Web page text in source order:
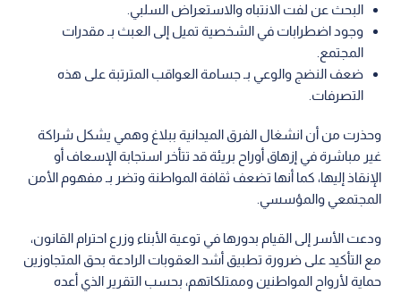
البحث عن لفت الانتباه والاستعراض السلبي.
وجود اضطرابات في الشخصية تميل إلى العبث بـ مقدرات
المجتمع.
ضعف النضج والوعي بـ جسامة العواقب المترتبة على هذه
التصرفات.
وحذرت من أن انشغال الفرق الميدانية ببلاغ وهمي يشكل شراكة
غير مباشرة في إزهاق أوراح بريئة قد تتأخر استجابة الإسعاف أو
الإنقاذ إليها، كما أنها تضعف ثقافة المواطنة وتضر بـ مفهوم الأمن
المجتمعي والمؤسسي.
ودعت الأسر إلى القيام بدورها في توعية الأبناء وزرع احترام القانون،
مع التأكيد على ضرورة تطبيق أشد العقوبات الرادعة بحق المتجاوزين
حماية لأرواح المواطنين وممتلكاتهم، بحسب التقرير الذي أعده